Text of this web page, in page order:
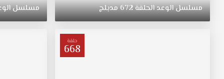
مسلسلالوعدالحلقة672مدبلج مسلسل
حلقة
668